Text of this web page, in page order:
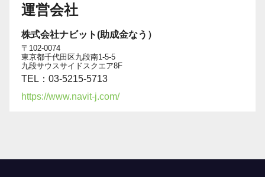
運営会社
株式会社ナビット(助成金なう）
〒102-0074
東京都千代田区九段南1-5-5
九段サウスサイドスクエア8F
TEL：03-5215-5713
https://www.navit-j.com/